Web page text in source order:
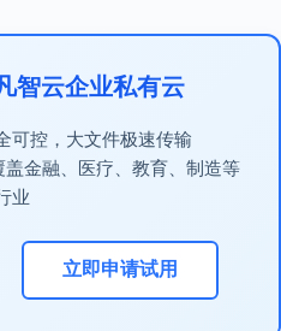
智云企业私有云
可控，大文件极速传输
盖金融、医疗、教育、制造等
业
立即申请试用